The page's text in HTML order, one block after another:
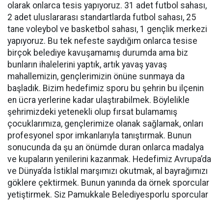
olarak onlarca tesis yapıyoruz. 31 adet futbol sahası,
2 adet uluslararası standartlarda futbol sahası, 25
tane voleybol ve basketbol sahası, 1 gençlik merkezi
yapıyoruz. Bu tek nefeste saydığım onlarca tesise
birçok belediye kavuşamamış durumda ama biz
bunların ihalelerini yaptık, artık yavaş yavaş
mahallemizin, gençlerimizin önüne sunmaya da
başladık. Bizim hedefimiz sporu bu şehrin bu ilçenin
en ücra yerlerine kadar ulaştırabilmek. Böylelikle
şehrimizdeki yetenekli olup fırsat bulamamış
çocuklarımıza, gençlerimize olanak sağlamak, onları
profesyonel spor imkanlarıyla tanıştırmak. Bunun
sonucunda da şu an önümde duran onlarca madalya
ve kupaların yenilerini kazanmak. Hedefimiz Avrupa’da
ve Dünya’da İstiklal marşımızı okutmak, al bayrağımızı
göklere çektirmek. Bunun yanında da örnek sporcular
yetiştirmek. Siz Pamukkale Belediyesporlu sporcular